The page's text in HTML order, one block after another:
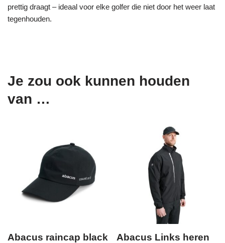
prettig draagt – ideaal voor elke golfer die niet door het weer laat
tegenhouden.
Je zou ook kunnen houden
van …
Abacus raincap black
Abacus Links heren